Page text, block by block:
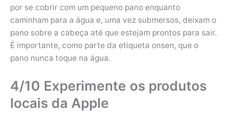
por se cobrir com um pequeno pano enquanto
caminham para a água e, uma vez submersos, deixam o
pano sobre a cabeça até que estejam prontos para sair.
É importante, como parte da etiqueta onsen, que o
pano nunca toque na água.
4/10 Experimente os produtos
locais da Apple